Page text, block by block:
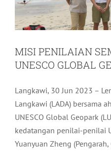
MISI PENILAIAN
UNESCO GLOBAL
Langkawi, 30 Jun 2023 –
Langkawi (LADA) bersama
UNESCO Global Geopark
kedatangan penilai-penilai
Yuanyuan Zheng